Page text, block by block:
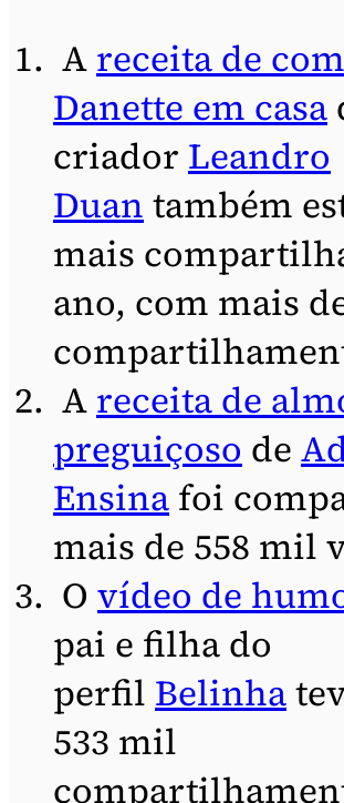
A receita de
Danette em casa
criador Leandro
Duan também
mais
ano, com mais
A receita de
preguiçoso de
Ensina foi
mais de 558 mil
O vídeo de
pai e filha do
perfil Belinha
533 mil